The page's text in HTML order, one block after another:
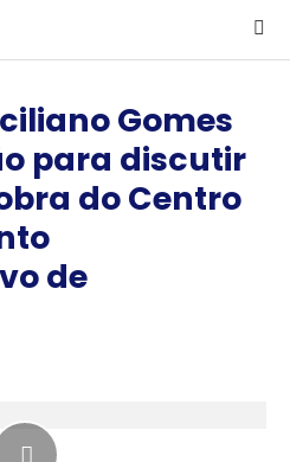
Gomes
para discutir
do Centro
de